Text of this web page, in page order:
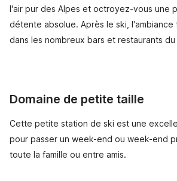
l'air pur des Alpes et octroyez-vous une
détente absolue. Après le ski,
dans les nombreux bars et restaurants du
Domaine de petite taille
Cette petite station de ski est une
pour passer un week-end ou week-end
toute la famille ou entre amis.